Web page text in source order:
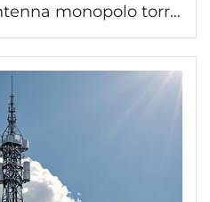
monopolo torre
mobile segnale wifi